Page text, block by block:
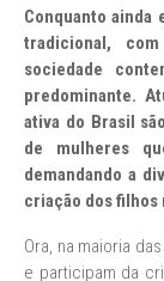
Conquanto ainda
tradicional,
sociedade
predominante.
ativa do Brasil
de mulheres
demandando a
criação dos filhos
Ora, na maioria
e participam da